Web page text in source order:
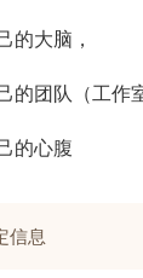
的大脑，
的团队（工作
的心腹
信息